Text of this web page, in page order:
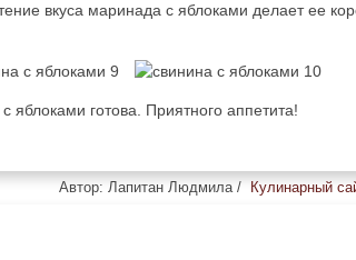
вкуса маринада с яблоками делает ее
яблоками готова. Приятного аппетита!
Автор:Лапитан Людмила / Кулинарный